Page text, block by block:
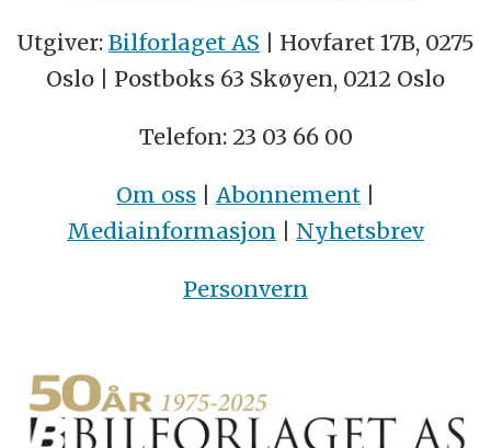
Utgiver: Bilforlaget AS | Hovfaret 17B, 0275
Oslo | Postboks 63 Skøyen, 0212 Oslo
Telefon: 23 03 66 00
Om oss | Abonnement |
Mediainformasjon | Nyhetsbrev
Personvern